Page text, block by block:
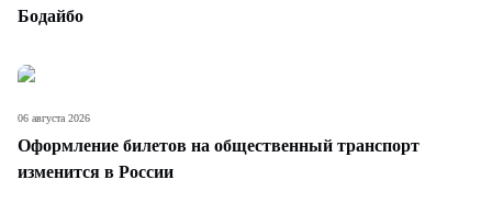
Бодайбо
Оформление билетов на общественный транспорт
изменится в России
06 августа 2026